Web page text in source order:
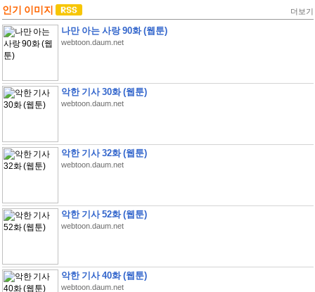
인기 이미지 더보기
나만 아는 사랑 90화 (웹툰)
webtoon.daum.net
악한 기사 30화 (웹툰)
webtoon.daum.net
악한 기사 32화 (웹툰)
webtoon.daum.net
악한 기사 52화 (웹툰)
webtoon.daum.net
악한 기사 40화 (웹툰)
webtoon.daum.net